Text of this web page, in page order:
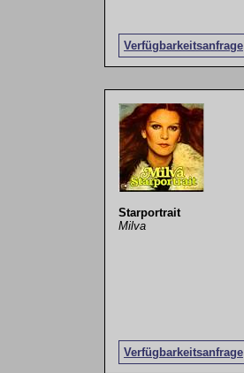
Verfügbarkeitsanfrage
Starportrait
Milva
Verfügbarkeitsanfrage